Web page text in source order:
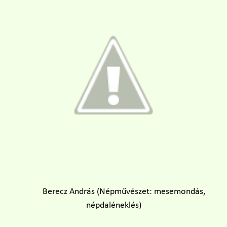
Berecz András (Népművészet: mesemondás,
népdaléneklés)